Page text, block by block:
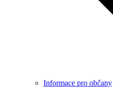
Informace pro občany